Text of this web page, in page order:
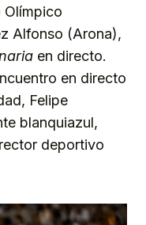
Olímpico
Alfonso (Arona),
en directo.
en directo
Felipe
blanquiazul,
deportivo